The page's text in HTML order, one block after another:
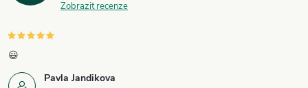
a
c
í
Zobrazit recenze
Pavla Jandikova
😃